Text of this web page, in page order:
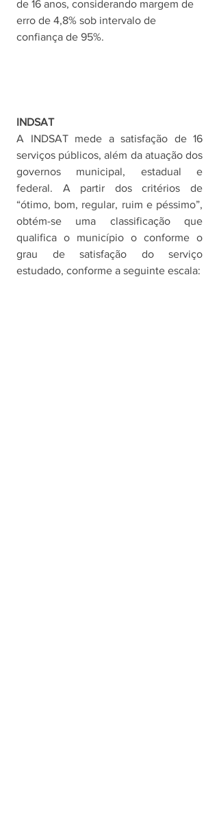
de 16 anos, considerando margem de
erro de 4,8% sob intervalo de
confiança de 95%.
INDSAT
A INDSAT mede a satisfação de 16
serviços públicos, além da atuação dos
governos municipal, estadual e
federal. A partir dos critérios de
“ótimo, bom, regular, ruim e péssimo”,
obtém-se uma classificação que
qualifica o município o conforme o
grau de satisfação do serviço
estudado, conforme a seguinte escala: